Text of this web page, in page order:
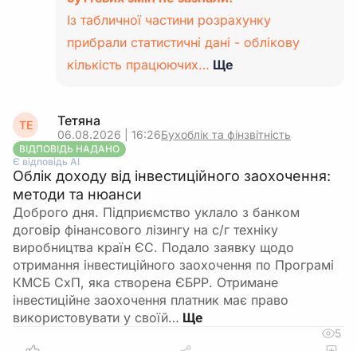
Із табличної частини розрахунку
прибрали статистичні дані - облікову
кількість працюючих… Ще
ТЕ Тетяна
06.08.2026 | 16:26Бухоблік та фінзвітність
ВІДПОВІДЬ НАДАНО
Є відповідь АІ
Облік доходу від інвестиційного заохочення:
методи та нюанси
Доброго дня. Підприємство уклало з банком
договір фінансового лізингу на с/г техніку
виробництва країн ЄС. Подало заявку щодо
отримання інвестиційного заохочення по Програмі
КМСБ СхП, яка створена ЄБРР. Отримане
інвестиційне заохочення платник має право
використовувати у своїй…
5